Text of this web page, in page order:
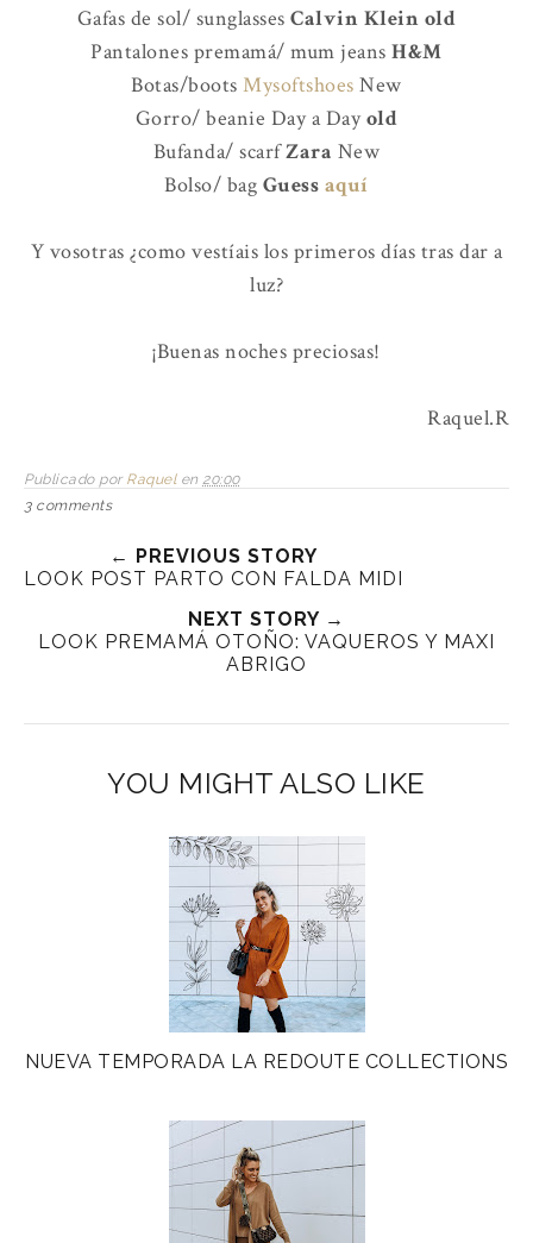
Gafas de sol/ sunglasses Calvin Klein old
Pantalones premamá/ mum jeans H&M
Botas/bootsMysoftshoes New
Gorro/ beanie Day a Dayold
Bufanda/ scarfZara New
Bolso/ bag Guess aquí
Y vosotras ¿como vestíais los primeros días tras dar a
luz?
¡Buenas noches preciosas!
Raquel.R
Publicado por Raquel en 20:00
3 comments
← PREVIOUS STORY
LOOK POST PARTO CON FALDA MIDI
NEXT STORY →
LOOK PREMAMÁ OTOÑO: VAQUEROS Y MAXI
ABRIGO
YOU MIGHT ALSO LIKE
NUEVA TEMPORADA LA REDOUTE COLLECTIONS